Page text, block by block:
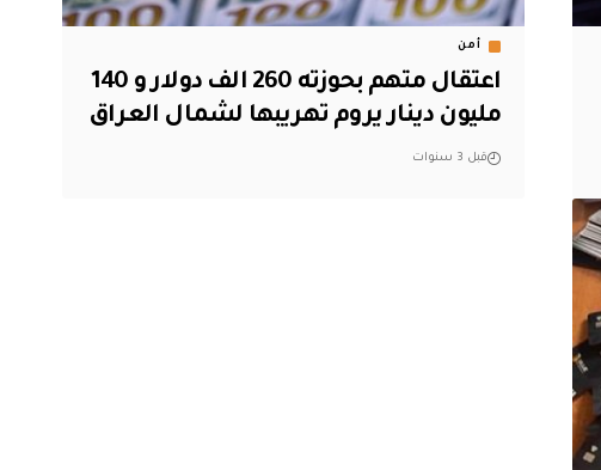
أمن
اعتقال متهم بحوزته 260 الف دولار و 140
مليون دينار يروم تهريبها لشمال العراق
قبل 3 سنوات